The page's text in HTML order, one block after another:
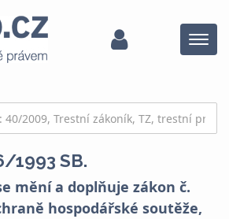
Menu
1993 SB.
mění a doplňuje zákon č.
hospodářské soutěže,